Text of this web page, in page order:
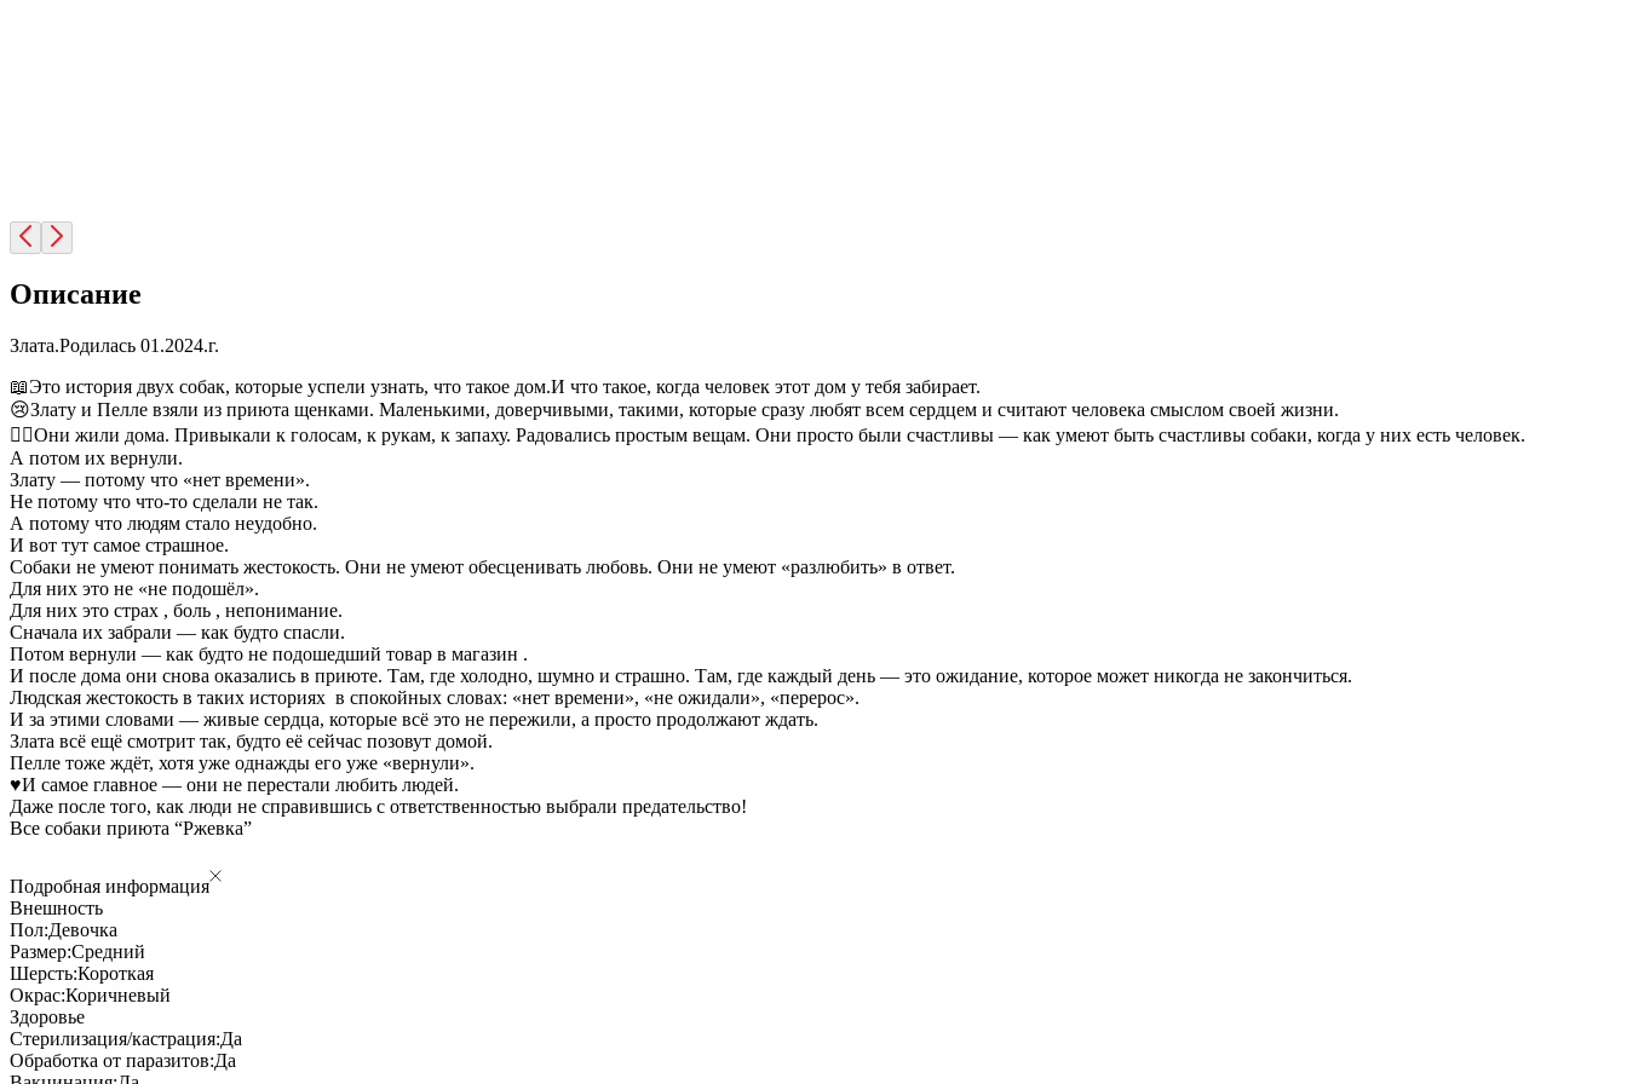
Описание
Злата.Родилась 01.2024.г.
📖Это история двух собак, которые успели узнать, что такое дом.И что такое, когда человек этот дом у тебя забирает.
😢Злату и Пелле взяли из приюта щенками. Маленькими, доверчивыми, такими, которые сразу любят всем сердцем и считают человека смыслом своей жизни.
🐕‍🦺Они жили дома. Привыкали к голосам, к рукам, к запаху. Радовались простым вещам. Они просто были счастливы — как умеют быть счастливы собаки, когда у них есть человек.
А потом их вернули.
Злату — потому что «нет времени».
Не потому что что-то сделали не так.
А потому что людям стало неудобно.
И вот тут самое страшное.
Собаки не умеют понимать жестокость. Они не умеют обесценивать любовь. Они не умеют «разлюбить» в ответ.
Для них это не «не подошёл».
Для них это страх , боль , непонимание.
Сначала их забрали — как будто спасли.
Потом вернули — как будто не подошедший товар в магазин .
И после дома они снова оказались в приюте. Там, где холодно, шумно и страшно. Там, где каждый день — это ожидание, которое может никогда не закончиться.
Людская жестокость в таких историях в спокойных словах: «нет времени», «не ожидали», «перерос».
И за этими словами — живые сердца, которые всё это не пережили, а просто продолжают ждать.
Злата всё ещё смотрит так, будто её сейчас позовут домой.
Пелле тоже ждёт, хотя уже однажды его уже «вернули».
♥️И самое главное — они не перестали любить людей.
Даже после того, как люди не справившись с ответственностью выбрали предательство!
Все собаки приюта “Ржевка”
Подробная информация
Внешность
Пол:Девочка
Размер:Средний
Шерсть:Короткая
Окрас:Коричневый
Здоровье
Стерилизация/кастрация:Да
Обработка от паразитов:Да